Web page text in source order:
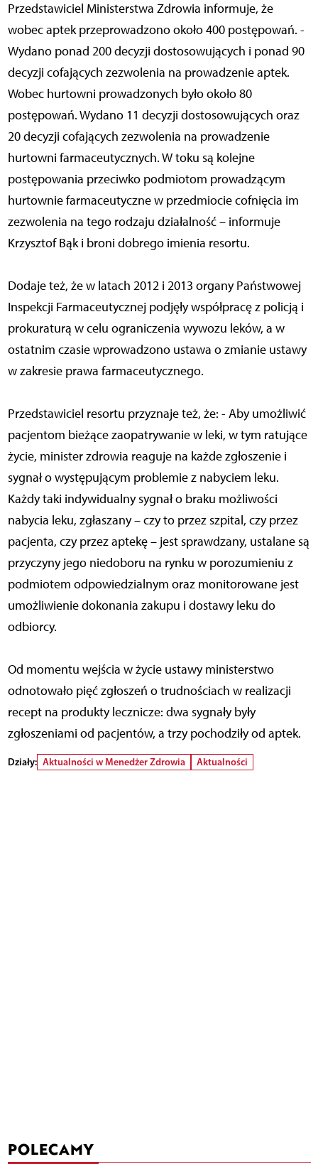
Przedstawiciel Ministerstwa Zdrowia informuje, że
wobec aptek przeprowadzono około 400 postępowań. -
Wydano ponad 200 decyzji dostosowujących i ponad 90
decyzji cofających zezwolenia na prowadzenie aptek.
Wobec hurtowni prowadzonych było około 80
postępowań. Wydano 11 decyzji dostosowujących oraz
20 decyzji cofających zezwolenia na prowadzenie
hurtowni farmaceutycznych. W toku są kolejne
postępowania przeciwko podmiotom prowadzącym
hurtownie farmaceutyczne w przedmiocie cofnięcia im
zezwolenia na tego rodzaju działalność – informuje
Krzysztof Bąk i broni dobrego imienia resortu.
Dodaje też, że w latach 2012 i 2013 organy Państwowej
Inspekcji Farmaceutycznej podjęły współpracę z policją i
prokuraturą w celu ograniczenia wywozu leków, a w
ostatnim czasie wprowadzono ustawa o zmianie ustawy
w zakresie prawa farmaceutycznego.
Przedstawiciel resortu przyznaje też, że: - Aby umożliwić
pacjentom bieżące zaopatrywanie w leki, w tym ratujące
życie, minister zdrowia reaguje na każde zgłoszenie i
sygnał o występującym problemie z nabyciem leku.
Każdy taki indywidualny sygnał o braku możliwości
nabycia leku, zgłaszany – czy to przez szpital, czy przez
pacjenta, czy przez aptekę – jest sprawdzany, ustalane są
przyczyny jego niedoboru na rynku w porozumieniu z
podmiotem odpowiedzialnym oraz monitorowane jest
umożliwienie dokonania zakupu i dostawy leku do
odbiorcy.
Od momentu wejścia w życie ustawy ministerstwo
odnotowało pięć zgłoszeń o trudnościach w realizacji
recept na produkty lecznicze: dwa sygnały były
zgłoszeniami od pacjentów, a trzy pochodziły od aptek.
Działy: Aktualności w Menedżer Zdrowia Aktualności
POLECAMY